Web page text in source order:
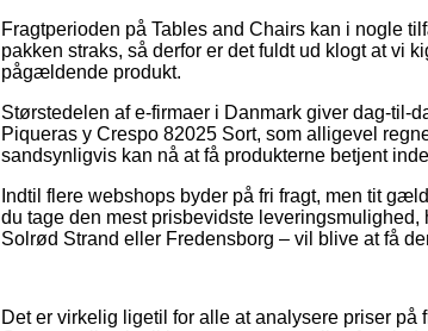
Fragtperioden på Tables and Chairs kan i nogle
pakken straks, så derfor er det fuldt ud klogt at vi
pågældende produkt.
Størstedelen af e-firmaer i Danmark giver dag-
Piqueras y Crespo 82025 Sort, som alligevel
sandsynligvis kan nå at få produkterne betjent
Indtil flere webshops byder på fri fragt, men tit
du tage den mest prisbevidste
Solrød Strand eller Fredensborg – vil blive at få
Det er virkelig ligetil for alle at analysere priser